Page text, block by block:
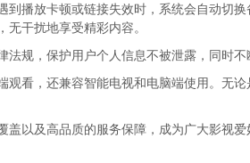
播放卡顿或链接失效时，系统会自动切
干扰地享受精彩内容。
规，保护用户个人信息不被泄露，同时
看，还兼容智能电视和电脑端使用。无
以及高品质的服务保障，成为广大影视